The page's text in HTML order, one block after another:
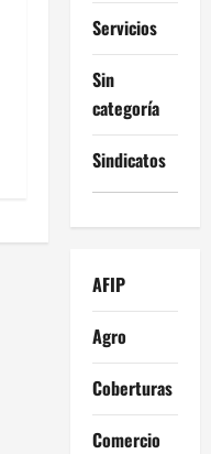
Servicios
Sin
categoría
Sindicatos
AFIP
Agro
Coberturas
Comercio